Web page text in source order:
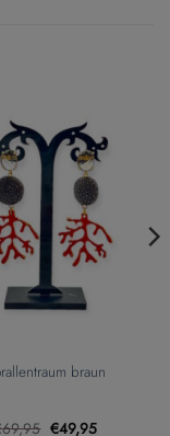
braun
69,95 Ursprünglicher
€49,95Aktueller